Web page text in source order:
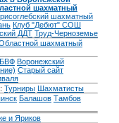
шахматный
шахматный
Клуб "Дебют" СОШ
ДДТ Труд-Черноземье
шахматный
Воронежский
Старый сайт
Турниры Шахматисты
Балашов Тамбов
и Яриков